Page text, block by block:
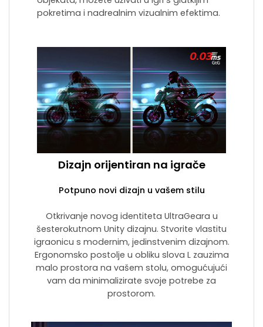
pokretima i nadrealnim vizualnim efektima.
Dizajn orijentiran na igrače
Potpuno novi dizajn u vašem stilu
Otkrivanje novog identiteta UltraGeara u
šesterokutnom Unity dizajnu. Stvorite vlastitu
igraonicu s modernim, jedinstvenim dizajnom.
Ergonomsko postolje u obliku slova L zauzima
malo prostora na vašem stolu, omogućujući
vam da minimalizirate svoje potrebe za
prostorom.